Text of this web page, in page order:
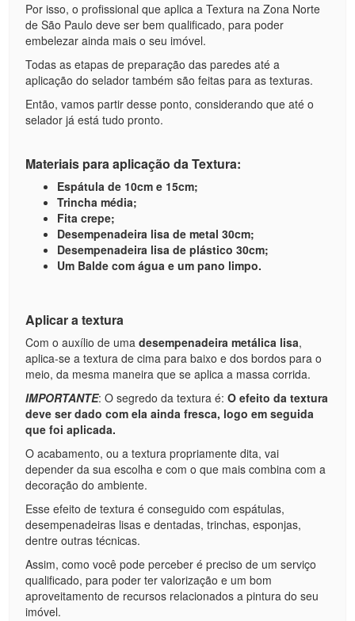
Por isso, o profissional que aplica a Textura na Zona Norte
de São Paulo deve ser bem qualificado, para poder
embelezar ainda mais o seu imóvel.
Todas as etapas de preparação das paredes até a
aplicação do selador também são feitas para as texturas.
Então, vamos partir desse ponto, considerando que até o
selador já está tudo pronto.
Materiais para aplicação da Textura:
Espátula de 10cm e 15cm;
Trincha média;
Fita crepe;
Desempenadeira lisa de metal 30cm;
Desempenadeira lisa de plástico 30cm;
Um Balde com água e um pano limpo.
Aplicar a textura
Com o auxílio de umadesempenadeira metálica lisa,
aplica-se a textura de cima para baixo e dos bordos para o
meio, da mesma maneira que se aplica a massa corrida.
IMPORTANTE: O segredo da textura é:O efeito da textura
deve ser dado com ela ainda fresca, logo em seguida
que foi aplicada.
O acabamento, ou a textura propriamente dita, vai
depender da sua escolha e com o que mais combina com a
decoração do ambiente.
Esse efeito de textura é conseguido com espátulas,
desempenadeiras lisas e dentadas, trinchas, esponjas,
dentre outras técnicas.
Assim, como você pode perceber é preciso de um serviço
qualificado, para poder ter valorização e um bom
aproveitamento de recursos relacionados a pintura do seu
imóvel.